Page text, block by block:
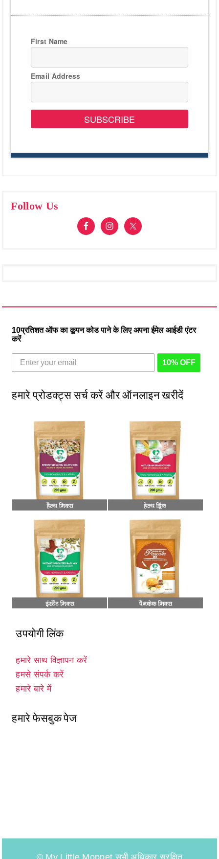
First Name
Email Address
SUBSCRIBE
Follow Us
10प्रतिशत ऑफ का कूपन कोड पाने के लिए अपना ईमेल आईडी एंटर
करें
10% OFF
हमारे प्रोडक्ट्स सर्च करें और ऑनलाइन खरीदें
उपयोगी लिंक
हमारे साथ विज्ञापन करें
हमसे संपर्क करें
हमारे बारे में
हमारे फेसबुक पेज